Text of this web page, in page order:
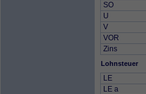
SO
U
V
VOR
Zins
Lohnsteuer
LE
LE a